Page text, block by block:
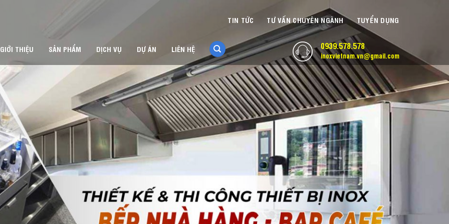
GIỚI THIỆU SẢN PHẨM DỊCH VỤ DỰ ÁN LIÊN HỆ 0939.578.578
inoxvietnam.vn@gmail.com
TIN TỨC TƯ VẤN CHUYÊN NGÀNH TUYỂN DỤNG